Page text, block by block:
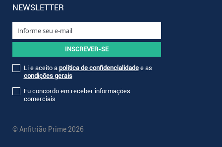
NEWSLETTER
Li e aceito a política de confidencialidadee as
condições gerais
Eu concordo em receber informações
comerciais
© Anfitrião Prime 2026